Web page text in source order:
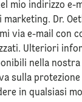
mio indirizzo e-
Dr.
via e-mail con
Ulteriori
nella nostra
sullaprotezione
in qualsiasi